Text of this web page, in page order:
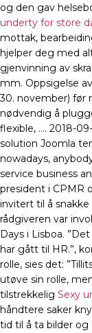
og den gav
underty for store
mottak,
hjelper deg med
gjenvinning av
mm. Oppsigelse
30. november) før
nødvendig å
flexible, …. 2018-
solution Joomla
nowadays,
service business
president i CPMR
invitert til å
rådgiveren var
Days i Lisboa.
har gått til HR.”,
rolle, sies det:
utøve sin rolle,
tilstrekkelig Sexy
håndtere saker
tid til å ta bilder